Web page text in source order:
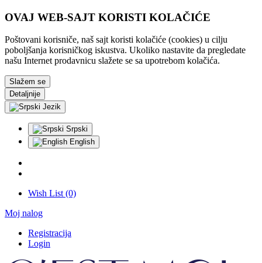
OVAJ WEB-SAJT KORISTI KOLAČIĆE
Poštovani korisniče, naš sajt koristi kolačiće (cookies) u cilju
poboljšanja korisničkog iskustva. Ukoliko nastavite da pregledate
našu Internet prodavnicu slažete se sa upotrebom kolačića.
Slažem se
Detaljnije
Jezik
Srpski
English
Wish List (0)
Moj nalog
Registracija
Login